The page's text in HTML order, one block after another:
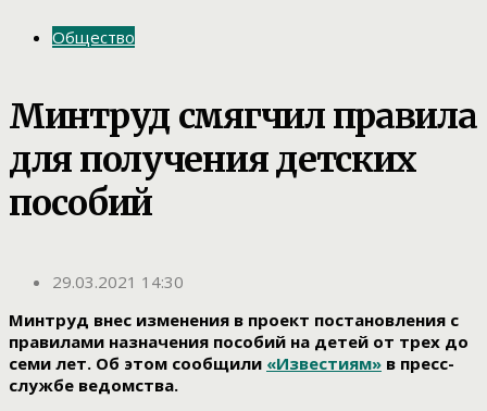
Общество
Минтруд смягчил правила
для получения детских
пособий
29.03.2021 14:30
Минтруд внес изменения в проект постановления с
правилами назначения пособий на детей от трех до
семи лет. Об этом сообщили «Известиям» в пресс-
службе ведомства.